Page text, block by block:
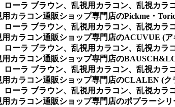
ローラ ブラウン、乱視用カラコン、乱視カ
カラコン通販ショップ専門店のPickme・
ローラ ブラウン、乱視用カラコン、乱視カ
カラコン通販ショップ専門店のACUVUE (ア
ローラ ブラウン、乱視用カラコン、乱視カ
カラコン通販ショップ専門店の
ローラ ブラウン、乱視用カラコン、乱視カ
カラコン通販ショップ専門店のCLALEN (ク
ローラ ブラウン、乱視用カラコン、乱視カ
カラコン通販ショップ専門店のポプラーシリ